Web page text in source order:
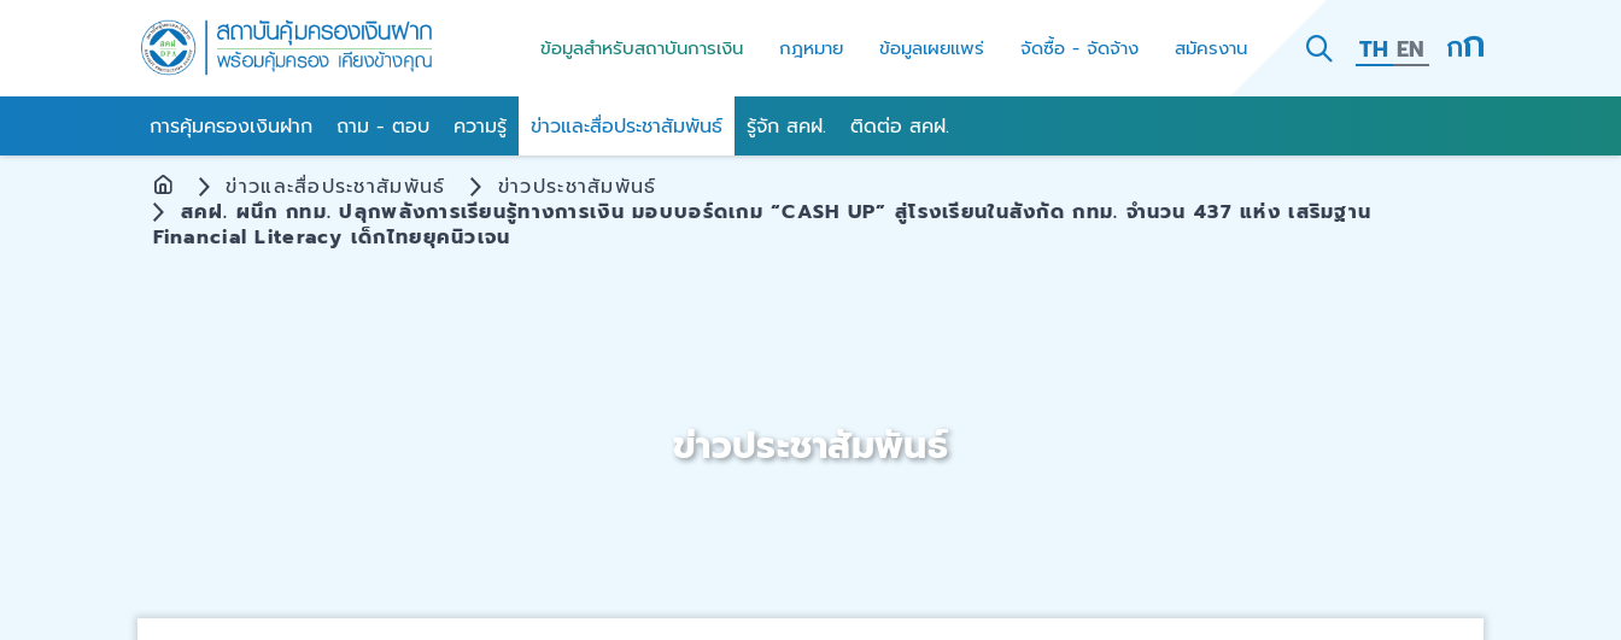
ข้อมูลสำหรับสถาบันการเงิน กฎหมาย ข้อมูลเผยแพร่ จัดซื้อ - จัดจ้าง สมัครงาน TH EN
การคุ้มครองเงินฝาก ถาม - ตอบ ความรู้ ข่าวและสื่อประชาสัมพันธ์ รู้จัก สคฝ. ติดต่อ สคฝ.
ข่าวและสื่อประชาสัมพันธ์
ข่าวประชาสัมพันธ์
สคฝ. ผนึก กทม. ปลุกพลังการเรียนรู้ทางการเงิน มอบบอร์ดเกม “CASH UP” สู่โรงเรียนในสังกัด กทม. จำนวน 437 แห่ง เสริมฐาน
Financial Literacy เด็กไทยยุคนิวเจน
ข่าวประชาสัมพันธ์